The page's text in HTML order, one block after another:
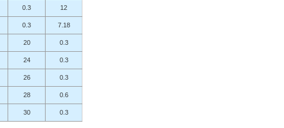
0.3 12
0.3 7.18
20 0.3
24 0.3
26 0.3
28 0.6
30 0.3